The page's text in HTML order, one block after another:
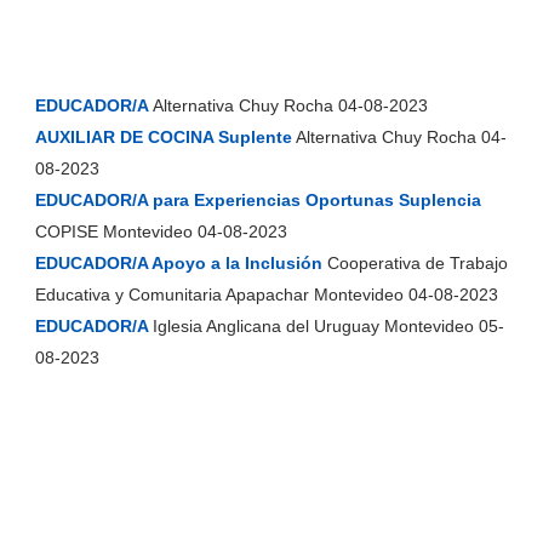
EDUCADOR/A Alternativa Chuy Rocha 04-08-2023
AUXILIAR DE COCINA SuplenteAlternativa Chuy Rocha 04-
08-2023
EDUCADOR/A para Experiencias Oportunas Suplencia
COPISE Montevideo 04-08-2023
EDUCADOR/A Apoyo a la Inclusión Cooperativa de Trabajo
Educativa y Comunitaria Apapachar Montevideo 04-08-2023
EDUCADOR/A Iglesia Anglicana del Uruguay Montevideo 05-
08-2023